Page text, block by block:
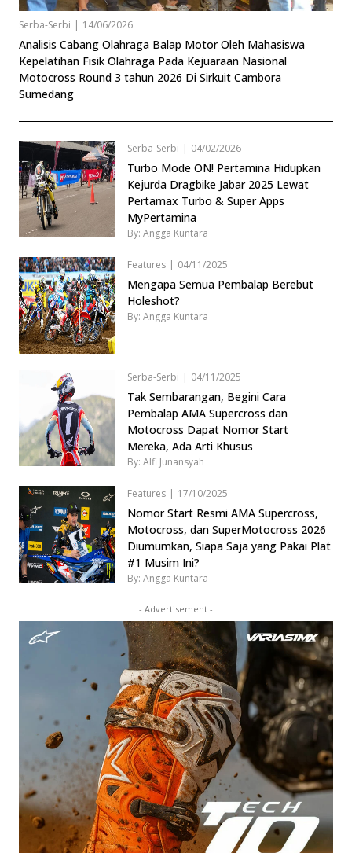
Serba-Serbi | 14/06/2026
Analisis Cabang Olahraga Balap Motor Oleh Mahasiswa
Kepelatihan Fisik Olahraga Pada Kejuaraan Nasional
Motocross Round 3 tahun 2026 Di Sirkuit Cambora
Sumedang
Serba-Serbi | 04/02/2026
Turbo Mode ON! Pertamina Hidupkan
Kejurda Dragbike Jabar 2025 Lewat
Pertamax Turbo & Super Apps
MyPertamina
By: Angga Kuntara
Features | 04/11/2025
Mengapa Semua Pembalap Berebut
Holeshot?
By: Angga Kuntara
Serba-Serbi | 04/11/2025
Tak Sembarangan, Begini Cara
Pembalap AMA Supercross dan
Motocross Dapat Nomor Start
Mereka, Ada Arti Khusus
By: Alfi Junansyah
Features | 17/10/2025
Nomor Start Resmi AMA Supercross,
Motocross, dan SuperMotocross 2026
Diumumkan, Siapa Saja yang Pakai Plat
#1 Musim Ini?
By: Angga Kuntara
- Advertisement -